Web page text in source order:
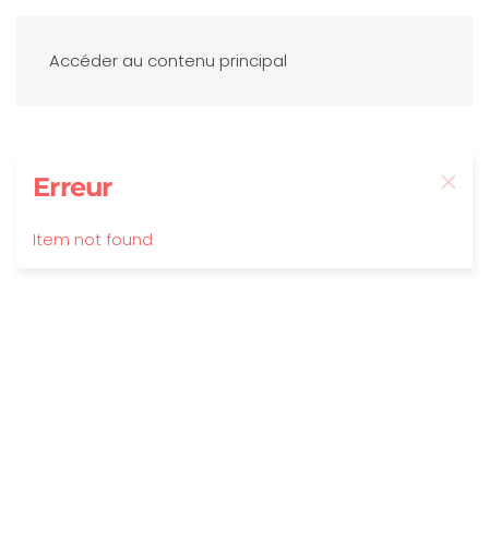
Accéder au contenu principal
Erreur
Item not found